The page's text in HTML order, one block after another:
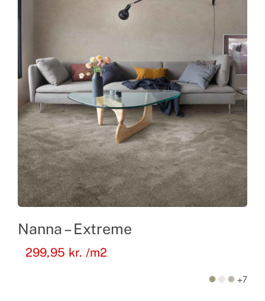
Nanna – Extreme
299,95 kr. /m2
+7